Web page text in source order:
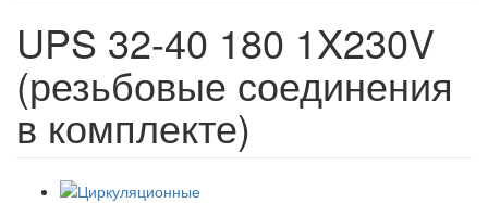
UPS 32-40 180 1X230V
(резьбовые соединения
в комплекте)